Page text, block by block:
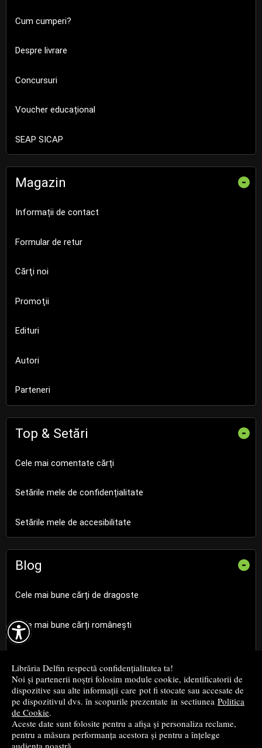

Librăria Delfin respectă confidențialitatea ta!
Noi și partenerii noștri folosim module cookie, identificatorii de
dispozitive sau alte informații care pot fi stocate sau accesate de
pe dispozitivul dvs. în scopurile prezentate in sectiunea Politica
de Cookie.
Aceste date sunt folosite pentru a afișa și personaliza reclame,
pentru a măsura performanța acestora și pentru a înțelege
audiența noastră.
Cum cumperi?
Despre livrare
Concursuri
Voucher educațional
SEAP SICAP
Magazin -
Informații de contact
Formular de retur
Cărţi noi
Promoţii
Edituri
Autori
Parteneri
Top & Setări -
Cele mai comentate cărți
Setările mele de confidențialitate
Setările mele de accesibilitate
Blog -
Cele mai bune cărți de dragoste
Cele mai bune cărți românești
Cele mai bune cărți de istorie
Top cărți beletristică
...toate știrile